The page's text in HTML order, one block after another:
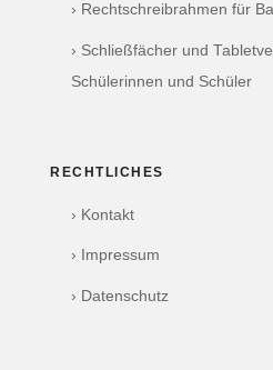
› Rechtschreibrahmen für
› Schließfächer und
Schülerinnen und Schüler
RECHTLICHES
› Kontakt
› Impressum
› Datenschutz